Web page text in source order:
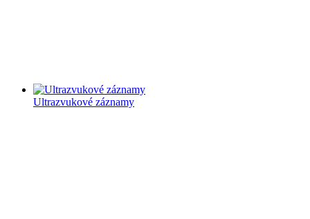
Ultrazvukové záznamy